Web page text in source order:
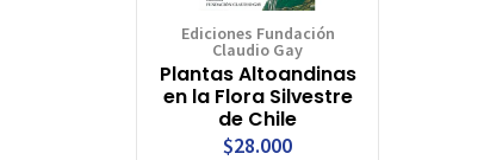
Ediciones Fundación
Claudio Gay
Plantas Altoandinas
en la Flora Silvestre
de Chile
$28.000